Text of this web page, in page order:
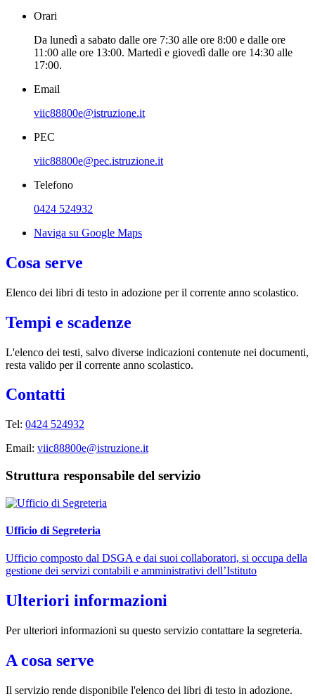
Orari
Da lunedì a sabato dalle ore 7:30 alle ore 8:00 e dalle ore
11:00 alle ore 13:00. Martedì e giovedì dalle ore 14:30 alle
17:00.
Email
viic88800e@istruzione.it
PEC
viic88800e@pec.istruzione.it
Telefono
0424 524932
Naviga su Google Maps
Cosa serve
Elenco dei libri di testo in adozione per il corrente anno scolastico.
Tempi e scadenze
L'elenco dei testi, salvo diverse indicazioni contenute nei documenti,
resta valido per il corrente anno scolastico.
Contatti
Tel: 0424 524932
Email: viic88800e@istruzione.it
Struttura responsabile del servizio
Ufficio di Segreteria
Ufficio composto dal DSGA e dai suoi collaboratori, si occupa della
gestione dei servizi contabili e amministrativi dell’Istituto
Ulteriori informazioni
Per ulteriori informazioni su questo servizio contattare la segreteria.
A cosa serve
Il servizio rende disponibile l'elenco dei libri di testo in adozione.